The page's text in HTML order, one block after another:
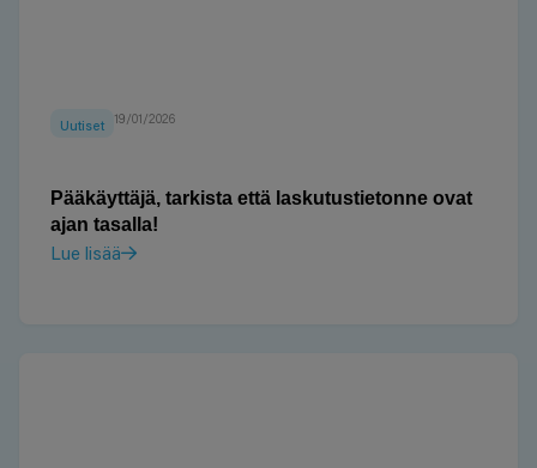
Uutiset 19/01/2026
Pääkäyttäjä, tarkista että laskutustietonne ovat
ajan tasalla!
Lue lisää